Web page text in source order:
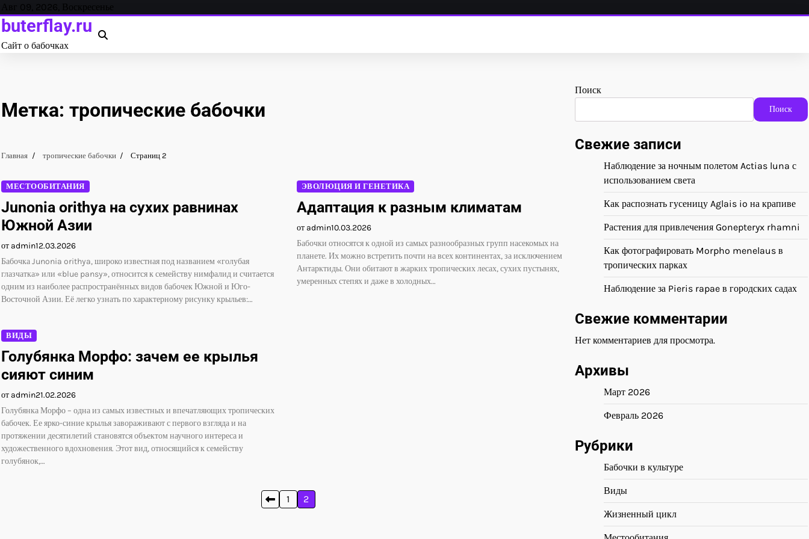
Перейти
к
содержанию
Авг 09, 2026, Воскресенье
buterflay.ru
Сайт о бабочках
Метка: тропические бабочки
Главная тропические бабочки Страниц 2
МЕСТООБИТАНИЯ
Junonia orithya на сухих равнинах
Южной Азии
от admin12.03.2026
Бабочка Junonia orithya, широко известная под названием «голубая
глазчатка» или «blue pansy», относится к семейству нимфалид и считается
одним из наиболее распространённых видов бабочек Южной и Юго-
Восточной Азии. Её легко узнать по характерному рисунку крыльев:…
ЭВОЛЮЦИЯ И ГЕНЕТИКА
Адаптация к разным климатам
от admin10.03.2026
Бабочки относятся к одной из самых разнообразных групп насекомых на
планете. Их можно встретить почти на всех континентах, за исключением
Антарктиды. Они обитают в жарких тропических лесах, сухих пустынях,
умеренных степях и даже в холодных…
ВИДЫ
Голубянка Морфо: зачем ее крылья
сияют синим
от admin21.02.2026
Голубянка Морфо – одна из самых известных и впечатляющих тропических
бабочек. Ее ярко-синие крылья завораживают с первого взгляда и на
протяжении десятилетий становятся объектом научного интереса и
художественного вдохновения. Этот вид, относящийся к семейству
голубянок,…
1 2
Поиск
Поиск
Свежие записи
Наблюдение за ночным полетом Actias luna с
использованием света
Как распознать гусеницу Aglais io на крапиве
Растения для привлечения Gonepteryx rhamni
Как фотографировать Morpho menelaus в
тропических парках
Наблюдение за Pieris rapae в городских садах
Свежие комментарии
Нет комментариев для просмотра.
Архивы
Март 2026
Февраль 2026
Рубрики
Бабочки в культуре
Виды
Жизненный цикл